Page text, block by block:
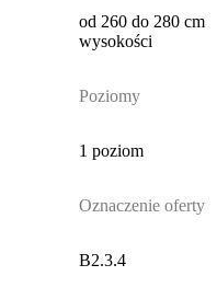
od 260 do 280 cm
wysokości
Poziomy
1 poziom
Oznaczenie oferty
B2.3.4